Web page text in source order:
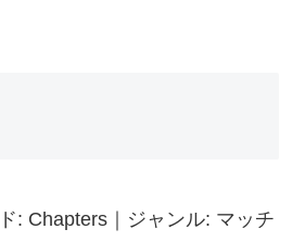
: Chapters｜ジャンル: マッチ